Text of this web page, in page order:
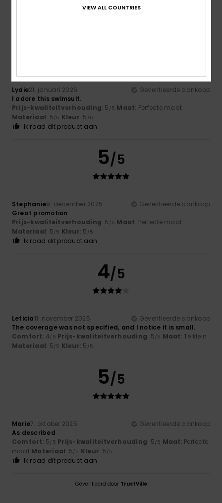
Lydie21. januari 2026
Geverifieerde aankoop
I adore this swimsuit.
Prijs-kwaliteitverhouding: 5 /5 Maat: Perfecte maat
Materiaal: 5/5 Kleur: 5 /5
Ik raad dit product aan
5/5
Stephanie9. december 2025
Geverifieerde aankoop
Great promotion
Prijs-kwaliteitverhouding: 5 /5 Maat: Perfecte maat
Materiaal: 5/5 Kleur: 5 /5
Ik raad dit product aan
4/5
Leticia11. november 2025
Geverifieerde aankoop
The coverage was not specified, and I notice it is small.
Comfort: 4/5 Prijs-kwaliteitverhouding: 5/5 Maat: Te klein
Materiaal: 5/5 Kleur: 5 /5
5/5
Marie7. oktober 2025
Geverifieerde aankoop
As described
Comfort: 5/5 Prijs-kwaliteitverhouding: 5/5 Maat: Perfecte
maat Materiaal: 5/5 Kleur: 5/5
Ik raad dit product aan
Geverifieerd door TrustVille
VIEW ALL COUNTRIES